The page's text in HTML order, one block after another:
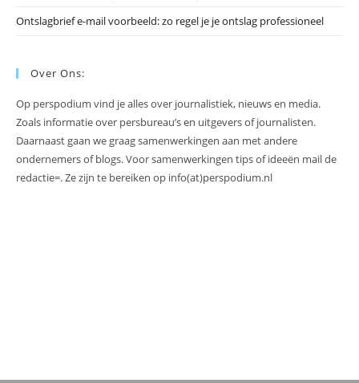
Ontslagbrief e-mail voorbeeld: zo regel je je ontslag professioneel
Over Ons:
Op perspodium vind je alles over journalistiek, nieuws en media.
Zoals informatie over persbureau’s en uitgevers of journalisten.
Daarnaast gaan we graag samenwerkingen aan met andere
ondernemers of blogs. Voor samenwerkingen tips of ideeën mail de
redactie=. Ze zijn te bereiken op info(at)perspodium.nl